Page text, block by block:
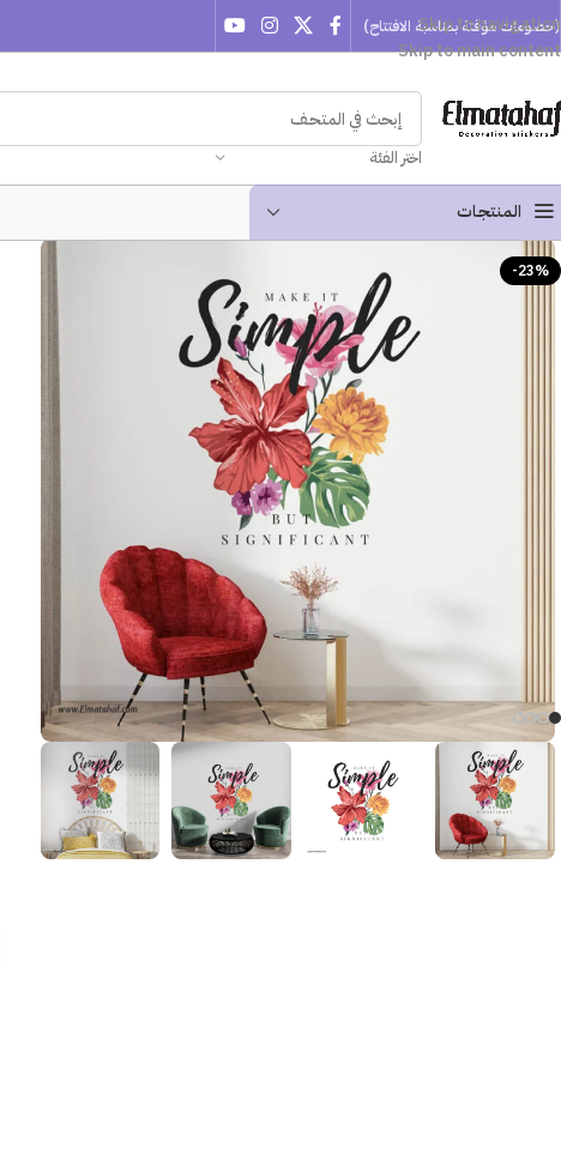
Skip to navigation
Skip to main content
(خصومات مؤقتة بمناسبة الافتتاح)
اختر الفئة
المنتجـات
-23%